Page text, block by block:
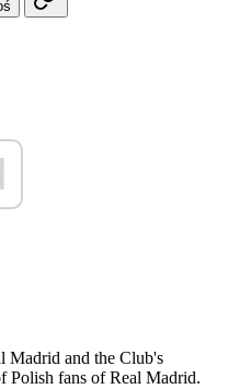
Madrid and the Club's
Polish fans of Real Madrid.